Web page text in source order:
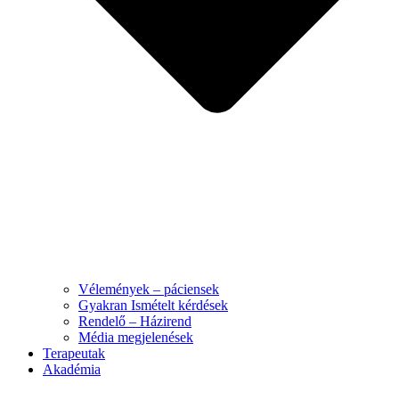
Vélemények – páciensek
Gyakran Ismételt kérdések
Rendelő – Házirend
Média megjelenések
Terapeutak
Akadémia